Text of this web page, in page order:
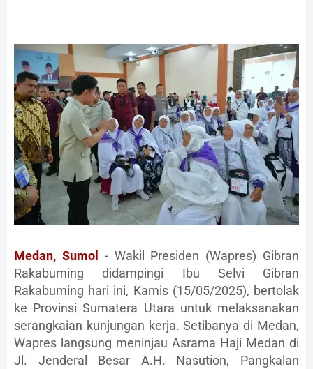
Medan, Sumol
- Wakil Presiden (Wapres) Gibran
Rakabuming didampingi Ibu Selvi Gibran
Rakabuming hari ini, Kamis (15/05/2025), bertolak
ke Provinsi Sumatera Utara untuk melaksanakan
serangkaian kunjungan kerja. Setibanya di Medan,
Wapres langsung meninjau Asrama Haji Medan di
Jl. Jenderal Besar A.H. Nasution, Pangkalan